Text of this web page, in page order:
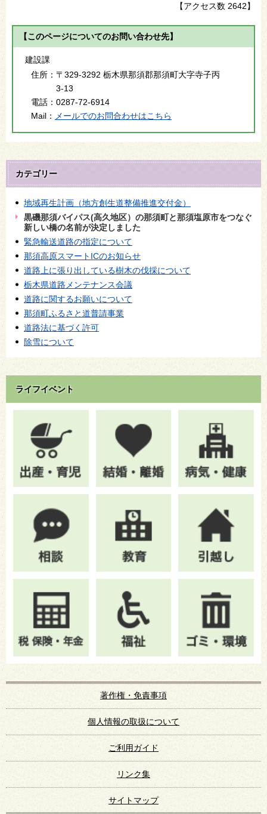
【アクセス数 2642】
【このページについてのお問い合わせ先】
建設課
住所： 〒329-3292 栃木県那須郡那須町大字寺子丙
3-13
電話： 0287-72-6914
Mail：
メールでのお問合わせはこちら
カテゴリー
地域再生計画（地方創生道整備推進交付金）
黒磯那須バイパス(高久地区）の那須町と那須塩原市をつなぐ
新しい橋の名前が決定しました
緊急輸送道路の指定について
那須高原スマートICのお知らせ
道路上に張り出している樹木の伐採について
栃木県道路メンテナンス会議
道路に関するお願いについて
那須町ふるさと道普請事業
道路法に基づく許可
除雪について
ライフイベント
著作権・免責事項
個人情報の取扱について
ご利用ガイド
リンク集
サイトマップ